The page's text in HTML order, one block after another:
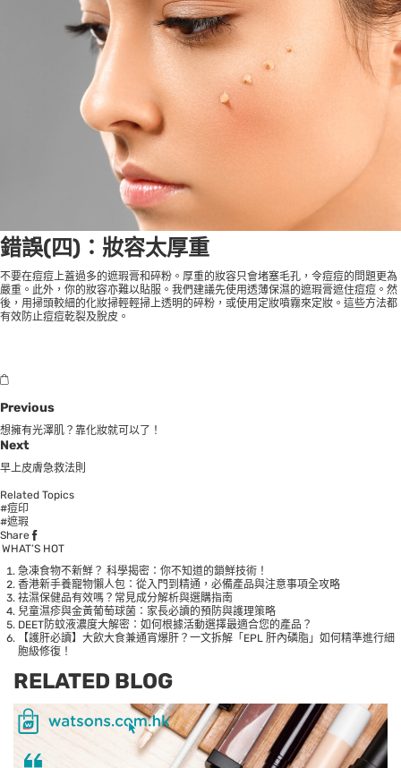
錯誤(四)：妝容太厚重
不要在痘痘上蓋過多的遮瑕膏和碎粉。厚重的妝容只會堵塞毛孔，令痘痘的問題更為
嚴重。此外，你的妝容亦難以貼服。我們建議先使用透薄保濕的遮瑕膏遮住痘痘。然
後，用掃頭較細的化妝掃輕輕掃上透明的碎粉，或使用定妝噴霧來定妝。這些方法都
有效防止痘痘乾裂及脫皮。
Previous
想擁有光澤肌？靠化妝就可以了！
Next
早上皮膚急救法則
Related Topics
#痘印
#遮瑕
Share
WHAT’S HOT
急凍食物不新鮮？ 科學揭密：你不知道的鎖鮮技術！
香港新手養寵物懶人包：從入門到精通，必備產品與注意事項全攻略
袪濕保健品有效嗎？常見成分解析與選購指南
兒童濕疹與金黃葡萄球菌：家長必讀的預防與護理策略
DEET防蚊液濃度大解密：如何根據活動選擇最適合您的產品？
【護肝必讀】大飲大食兼通宵爆肝？一文拆解「EPL 肝內磷脂」如何精準進行細
胞級修復！
RELATED BLOG